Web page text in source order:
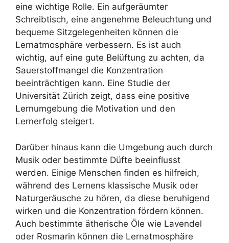
eine wichtige Rolle. Ein aufgeräumter
Schreibtisch, eine angenehme Beleuchtung und
bequeme Sitzgelegenheiten können die
Lernatmosphäre verbessern. Es ist auch
wichtig, auf eine gute Belüftung zu achten, da
Sauerstoffmangel die Konzentration
beeinträchtigen kann. Eine Studie der
Universität Zürich zeigt, dass eine positive
Lernumgebung die Motivation und den
Lernerfolg steigert.
Darüber hinaus kann die Umgebung auch durch
Musik oder bestimmte Düfte beeinflusst
werden. Einige Menschen finden es hilfreich,
während des Lernens klassische Musik oder
Naturgeräusche zu hören, da diese beruhigend
wirken und die Konzentration fördern können.
Auch bestimmte ätherische Öle wie Lavendel
oder Rosmarin können die Lernatmosphäre